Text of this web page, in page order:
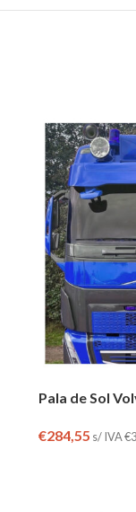
Pala de Sol
€284,55 s/ IVA€